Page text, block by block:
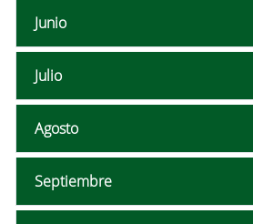
Junio
Julio
Agosto
Septiembre